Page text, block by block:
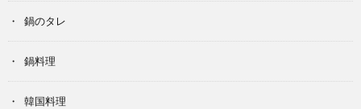
鍋のタレ
鍋料理
韓国料理